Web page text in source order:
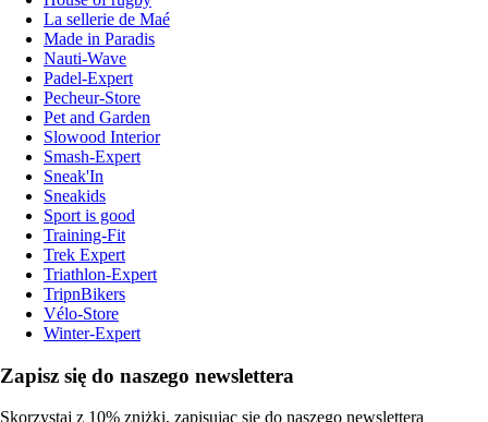
La sellerie de Maé
Made in Paradis
Nauti-Wave
Padel-Expert
Pecheur-Store
Pet and Garden
Slowood Interior
Smash-Expert
Sneak'In
Sneakids
Sport is good
Training-Fit
Trek Expert
Triathlon-Expert
TripnBikers
Vélo-Store
Winter-Expert
Zapisz się do naszego newslettera
Skorzystaj z 10% zniżki, zapisując się do naszego newslettera